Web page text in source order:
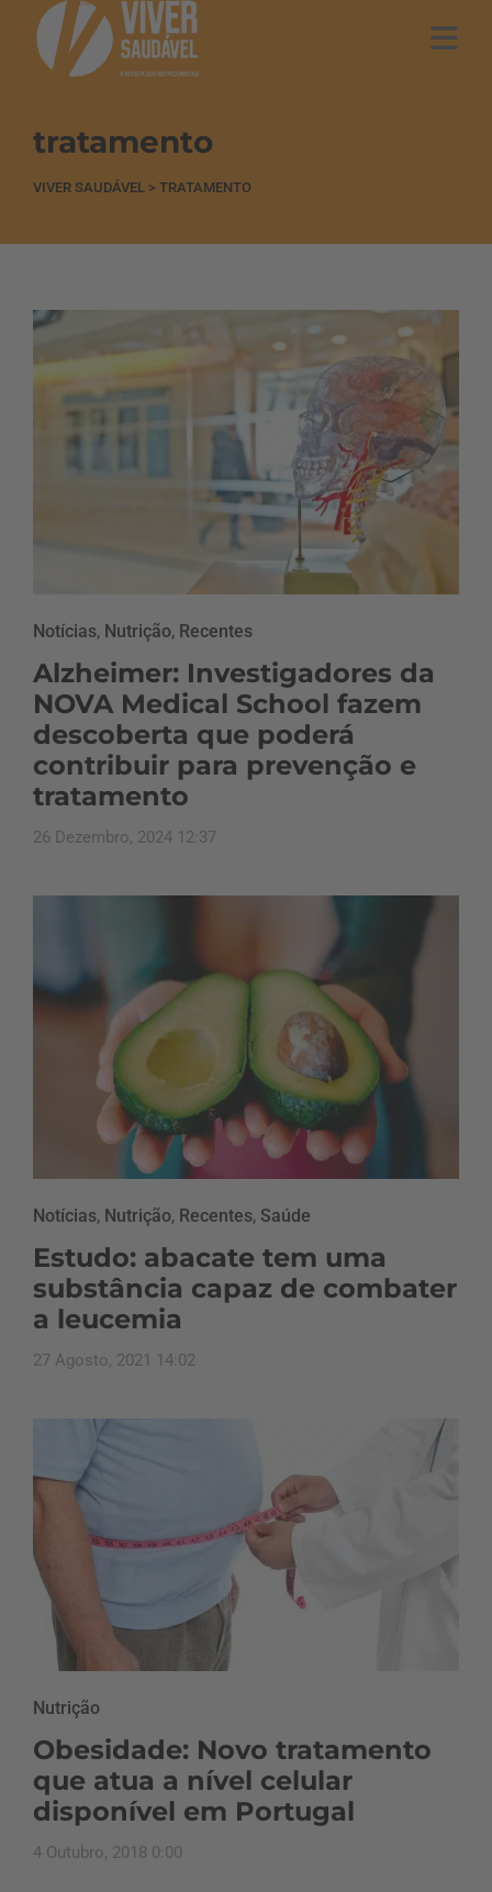
tratamento
VIVER SAUDÁVEL > TRATAMENTO
Notícias, Nutrição, Recentes
Alzheimer: Investigadores da
NOVA Medical School fazem
descoberta que poderá
contribuir para prevenção e
tratamento
26 Dezembro, 2024 12:37
Notícias, Nutrição, Recentes, Saúde
Estudo: abacate tem uma
substância capaz de combater
a leucemia
27 Agosto, 2021 14:02
Nutrição
Obesidade: Novo tratamento
que atua a nível celular
disponível em Portugal
4 Outubro, 2018 0:00